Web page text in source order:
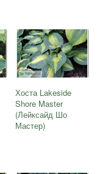
Хоста Lakeside
Shore Master
(Лейксайд Шо
Мастер)